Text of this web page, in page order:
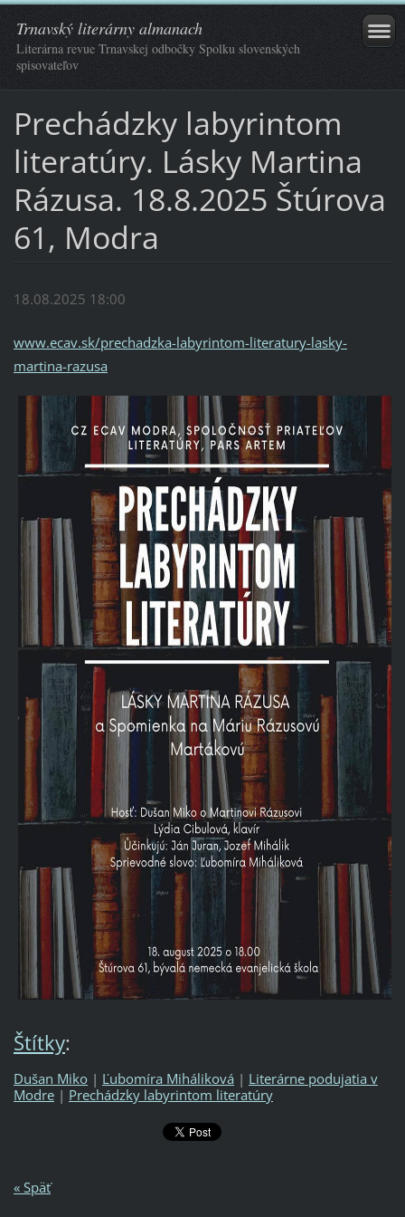
Trnavský literárny almanach
Literárna revue Trnavskej odbočky Spolku slovenských
spisovateľov
Prechádzky labyrintom
literatúry. Lásky Martina
Rázusa. 18.8.2025 Štúrova
61, Modra
18.08.2025 18:00
www.ecav.sk/prechadzka-labyrintom-literatury-lasky-
martina-razusa
Štítky:
Dušan Miko | Ľubomíra Miháliková | Literárne podujatia v
Modre | Prechádzky labyrintom literatúry
« Späť